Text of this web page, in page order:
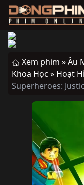
Xem phim »Âu
Khoa Học » Hoạt
Superheroes: